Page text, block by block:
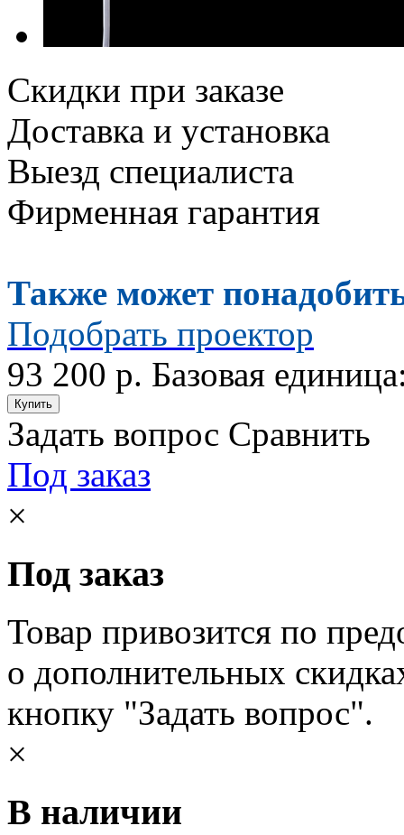
Скидки при заказе
Доставка и установка
Выезд специалиста
Фирменная гарантия
Также может
Подобрать проектор
93 200 р. Базовая
Задать вопрос Сравнить
Под заказ
×
Под заказ
Товар привозится по
о дополнительных
кнопку "Задать вопрос".
×
В наличии